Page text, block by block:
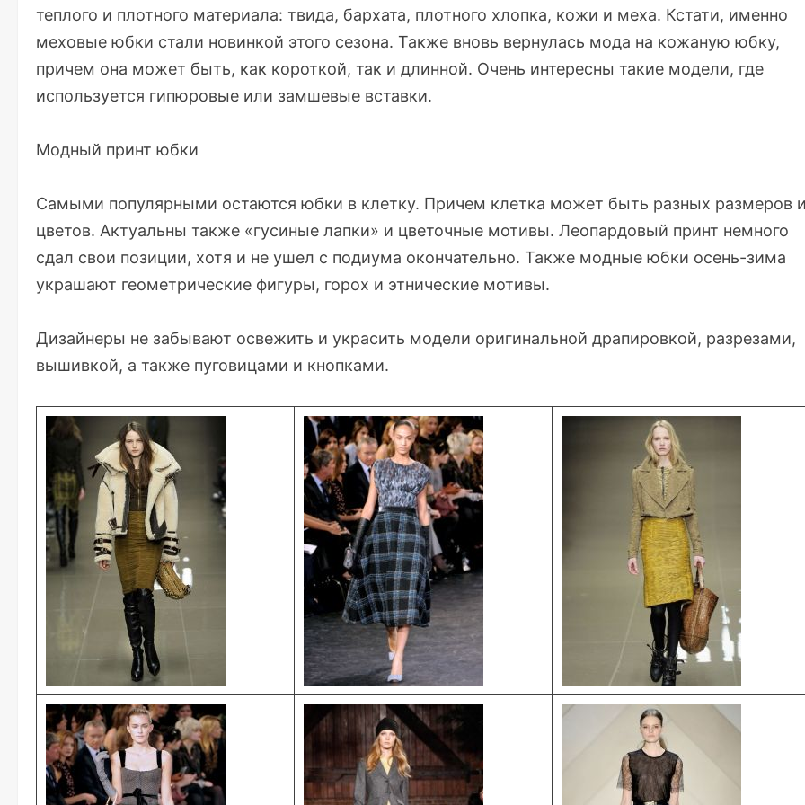
теплого и плотного материала: твида, бархата, плотного хлопка, кожи и меха. Кстати, именно
меховые юбки стали новинкой этого сезона. Также вновь вернулась мода на кожаную юбку,
причем она может быть, как короткой, так и длинной. Очень интересны такие модели, где
используется гипюровые или замшевые вставки.
Модный принт юбки
Самыми популярными остаются юбки в клетку. Причем клетка может быть разных размеров
цветов. Актуальны также «гусиные лапки» и цветочные мотивы. Леопардовый принт немного
сдал свои позиции, хотя и не ушел с подиума окончательно. Также модные юбки осень-зима
украшают геометрические фигуры, горох и этнические мотивы.
Дизайнеры не забывают освежить и украсить модели оригинальной драпировкой, разрезами,
вышивкой, а также пуговицами и кнопками.